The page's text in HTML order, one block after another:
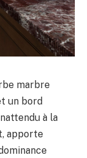
marbre
un bord
à la
apporte